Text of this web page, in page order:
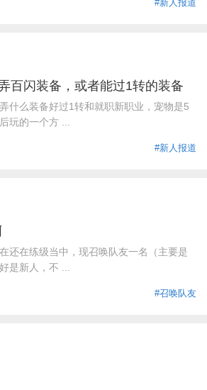
#新人报道
百闪装备，或者能过1转的装备
什么装备好过1转和就职新职业，宠物是5
玩的一个方 ...
#新人报道
还在练级当中，现召唤队友一名（主要是
是新人，不 ...
#召唤队友